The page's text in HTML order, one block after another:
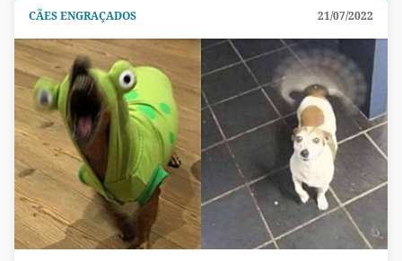
CÃES ENGRAÇADOS 21/07/2022